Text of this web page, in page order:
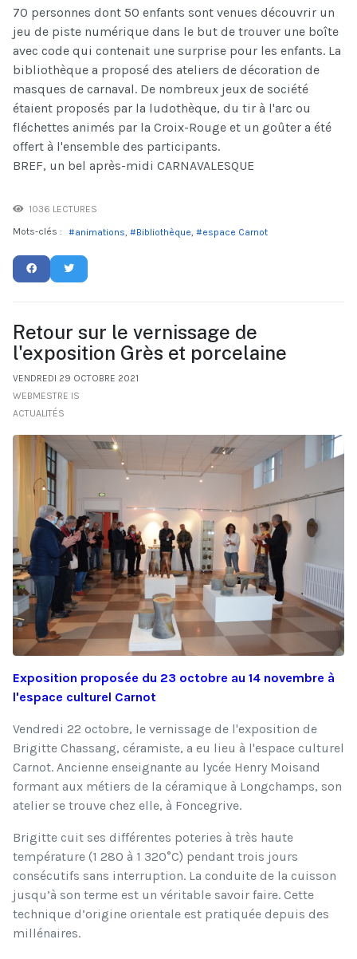
70 personnes dont 50 enfants sont venues découvrir un
jeu de piste numérique dans le but de trouver une boîte
avec code qui contenait une surprise pour les enfants. La
bibliothèque a proposé des ateliers de décoration de
masques de carnaval. De nombreux jeux de société
étaient proposés par la ludothèque, du tir à l'arc ou
fléchettes animés par la Croix-Rouge et un goûter a été
offert à l'ensemble des participants.
BREF, un bel après-midi CARNAVALESQUE
1036 LECTURES
Mots-clés :
animations Bibliothèque espace Carnot
Retour sur le vernissage de
l'exposition Grès et porcelaine
VENDREDI 29 OCTOBRE 2021
WEBMESTRE IS
ACTUALITÉS
Exposition proposée du 23 octobre au 14 novembre à
l'espace culturel Carnot
Vendredi 22 octobre, le vernissage de l'exposition de
Brigitte Chassang, céramiste, a eu lieu à l'espace culturel
Carnot. Ancienne enseignante au lycée Henry Moisand
formant aux métiers de la céramique à Longchamps, son
atelier se trouve chez elle, à Foncegrive.
Brigitte cuit ses différentes poteries à très haute
température (1 280 à 1 320°C) pendant trois jours
consécutifs sans interruption. La conduite de la cuisson
jusqu’à son terme est un véritable savoir faire. Cette
technique d’origine orientale est pratiquée depuis des
millénaires.